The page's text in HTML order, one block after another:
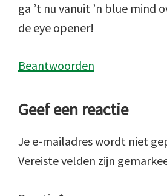
ga ’t nu vanuit ’n blue mind
de eye opener!
Beantwoorden
Geef een reactie
Je e-mailadres wordt niet
Vereiste velden zijn